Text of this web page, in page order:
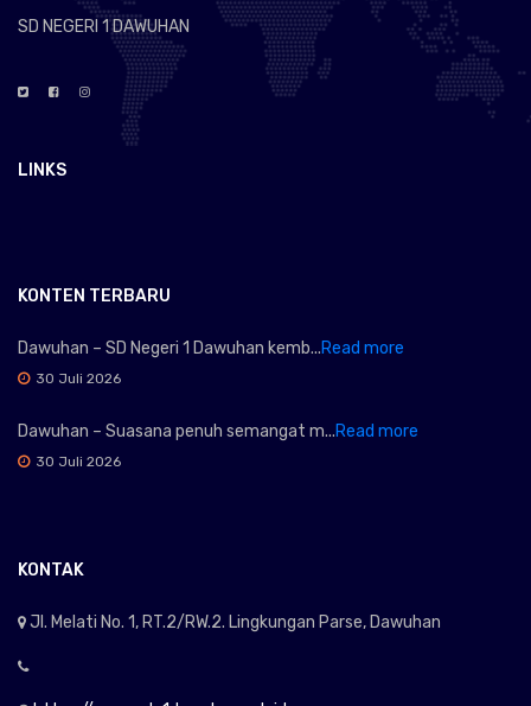
SD NEGERI 1 DAWUHAN
LINKS
KONTEN TERBARU
Dawuhan – SD Negeri 1 Dawuhan kemb...Read more
30 Juli 2026
Dawuhan – Suasana penuh semangat m...Read more
30 Juli 2026
KONTAK
Jl. Melati No. 1, RT.2/RW.2. Lingkungan Parse, Dawuhan